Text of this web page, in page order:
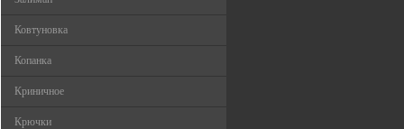
Ковтуновка
Копанка
Криничное
Крючки